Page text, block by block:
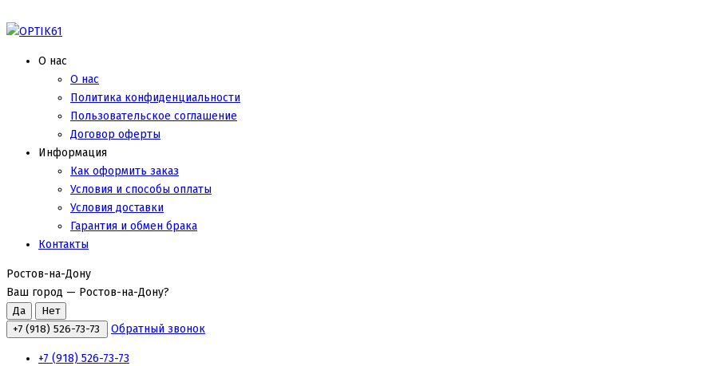
О нас
О нас
Политика конфиденциальности
Пользовательское соглашение
Договор оферты
Информация
Как оформить заказ
Условия и способы оплаты
Условия доставки
Гарантия и обмен брака
Контакты
Ростов-на-Дону
Ваш город — Ростов-на-Дону?
+7 (918) 526-73-73 Обратный звонок
+7 (918) 526-73-73